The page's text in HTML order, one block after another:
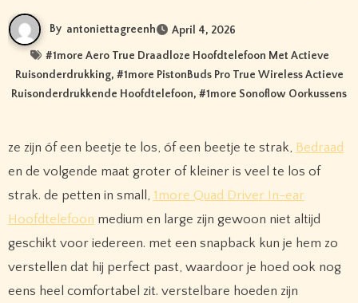
By antoniettagreenh April 4, 2026
#1more Aero True Draadloze Hoofdtelefoon Met Actieve
Ruisonderdrukking, #1more PistonBuds Pro True Wireless Actieve
Ruisonderdrukkende Hoofdtelefoon, #1more Sonoflow Oorkussens
ze zijn óf een beetje te los, óf een beetje te strak, Bedraad
en de volgende maat groter of kleiner is veel te los of
strak. de petten in small, 1more Quad Driver In-ear
Hoofdtelefoon medium en large zijn gewoon niet altijd
geschikt voor iedereen. met een snapback kun je hem zo
verstellen dat hij perfect past, waardoor je hoed ook nog
eens heel comfortabel zit. verstelbare hoeden zijn